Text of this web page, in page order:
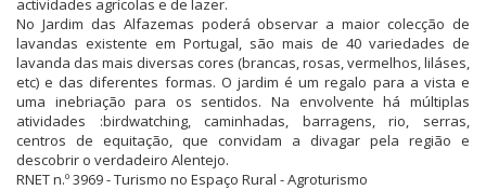
No Jardim das Alfazemas poderá observar a maior colecção de
lavandas existente em Portugal, são mais de 40 variedades de
lavanda das mais diversas cores (brancas, rosas, vermelhos, liláses,
etc) e das diferentes formas. O jardim é um regalo para a vista e
uma inebriação para os sentidos. Na envolvente há múltiplas
atividades :birdwatching, caminhadas, barragens, rio, serras,
centros de equitação, que convidam a divagar pela região e
descobrir o verdadeiro Alentejo.
RNET n.º 3969 - Turismo no Espaço Rural - Agroturismo